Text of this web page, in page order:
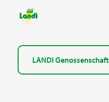
LANDI